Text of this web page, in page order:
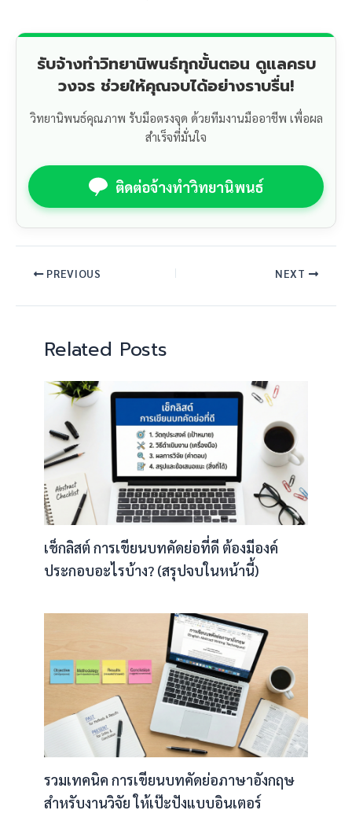
รับจ้างทำวิทยานิพนธ์ทุกขั้นตอน ดูแลครบ
วงจร ช่วยให้คุณจบได้อย่างราบรื่น!
วิทยานิพนธ์คุณภาพ รับมือตรงจุด ด้วยทีมงานมืออาชีพ เพื่อผล
สำเร็จที่มั่นใจ
ติดต่อจ้างทำวิทยานิพนธ์
PREVIOUS NEXT
Related Posts
เช็กลิสต์ การเขียนบทคัดย่อที่ดี ต้องมีองค์
ประกอบอะไรบ้าง? (สรุปจบในหน้านี้)
รวมเทคนิค การเขียนบทคัดย่อภาษาอังกฤษ
สำหรับงานวิจัย ให้เป๊ะปังแบบอินเตอร์